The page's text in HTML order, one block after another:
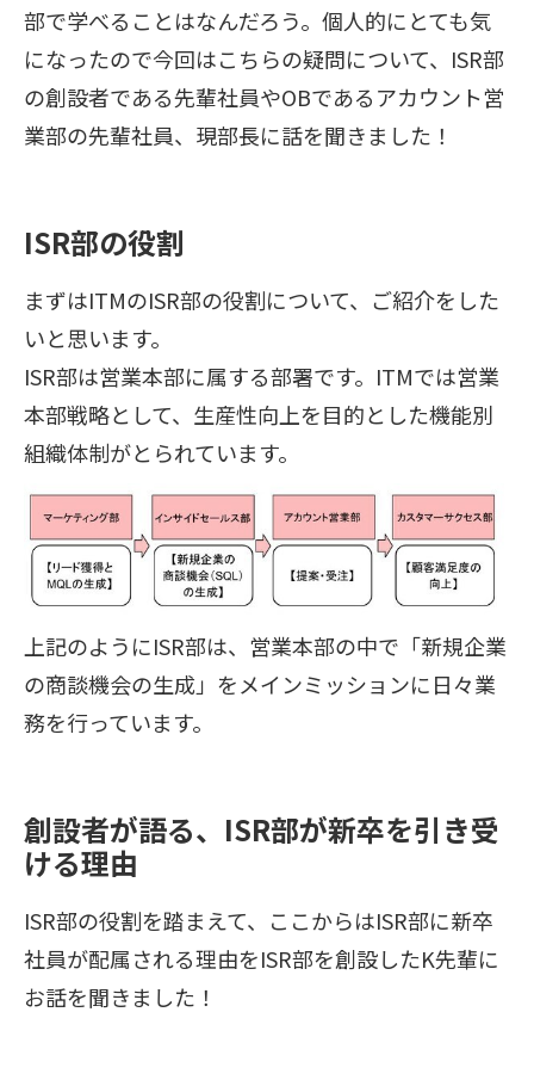
部で学べることはなんだろう。個人的にとても気
になったので今回はこちらの疑問について、ISR部
の創設者である先輩社員やOBであるアカウント営
業部の先輩社員、現部長に話を聞きました！
ISR部の役割
まずはITMのISR部の役割について、ご紹介をした
いと思います。
ISR部は営業本部に属する部署です。ITMでは営業
本部戦略として、生産性向上を目的とした機能別
組織体制がとられています。
上記のようにISR部は、営業本部の中で「新規企業
の商談機会の生成」をメインミッションに日々業
務を行っています。
創設者が語る、ISR部が新卒を引き受
ける理由
ISR部の役割を踏まえて、ここからはISR部に新卒
社員が配属される理由をISR部を創設したK先輩に
お話を聞きました！